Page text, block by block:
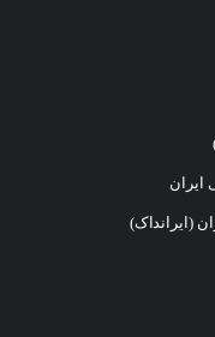
ایران
(ایرانداک)